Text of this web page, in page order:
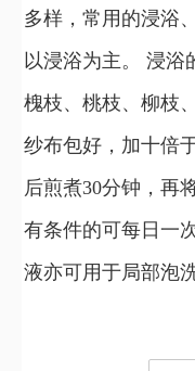
多样，常用的浸浴
以浸浴为主。 浸浴
槐枝、桃枝、柳枝
纱布包好，加十倍
后煎煮30分钟，再
有条件的可每日一
液亦可用于局部泡洗